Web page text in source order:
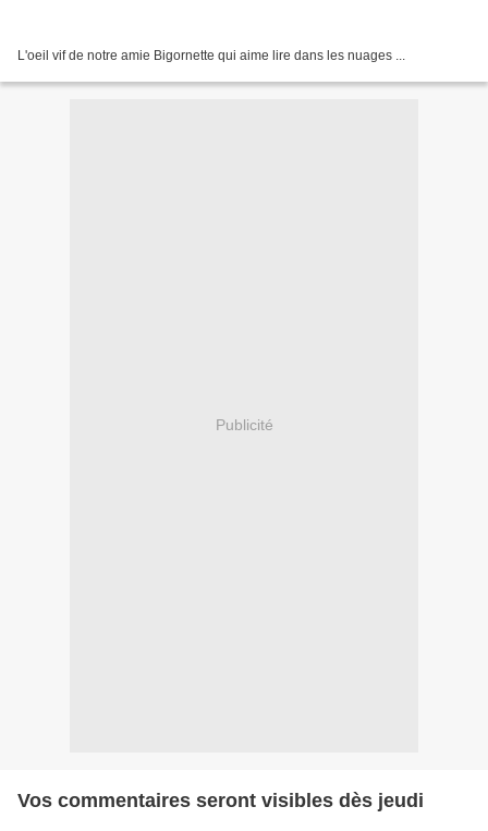
L'oeil vif de notre amie Bigornette qui aime lire dans les nuages ...
Publicité
Vos commentaires seront visibles dès jeudi